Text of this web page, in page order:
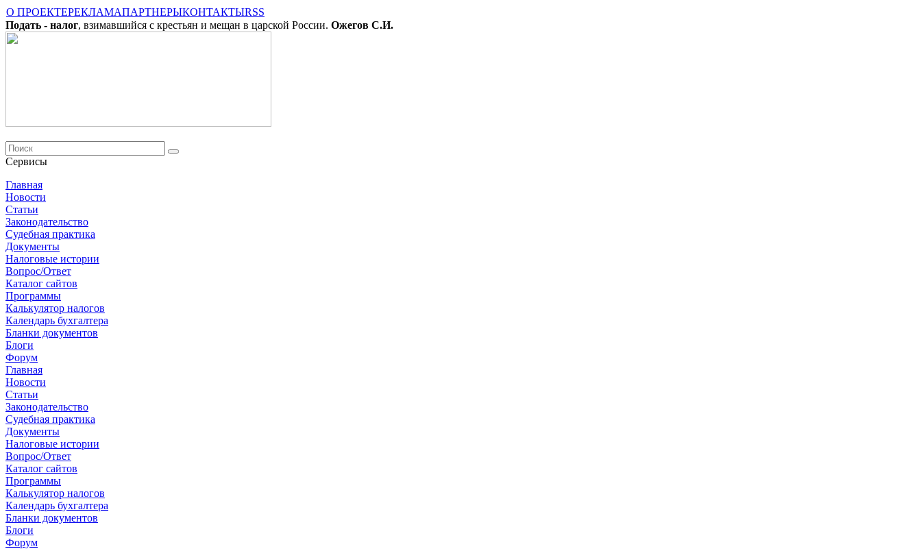
О ПРОЕКТЕРЕКЛАМАПАРТНЕРЫКОНТАКТЫRSS
Подать - налог, взимавшийся с крестьян и мещан в царской России. Ожегов С.И.
Сервисы
Главная
Новости
Cтатьи
Законодательство
Судебная практика
Документы
Налоговые истории
Вопрос/Ответ
Каталог сайтов
Программы
Калькулятор налогов
Календарь бухгалтера
Бланки документов
Блоги
Форум
Главная
Новости
Cтатьи
Законодательство
Судебная практика
Документы
Налоговые истории
Вопрос/Ответ
Каталог сайтов
Программы
Калькулятор налогов
Календарь бухгалтера
Бланки документов
Блоги
Форум